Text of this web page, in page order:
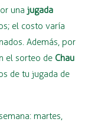
una jugada
el costo varía
Además, por
el sorteo de Chau
de tu jugada de
martes,